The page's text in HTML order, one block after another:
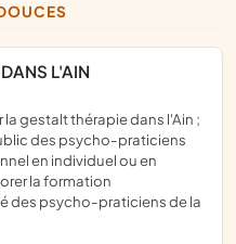
DANS L'AIN
des psycho-praticiens
en individuel ou en
la formation
des psycho-praticiens de la